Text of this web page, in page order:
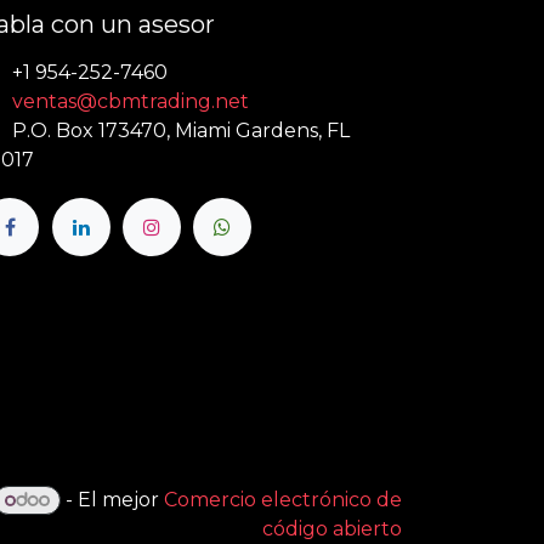
con un asesor
+1 954-252-7460
ventas@cbmtrading.net
P.O. Box 173470, Miami Gardens, FL
- El mejor Comercio electrónico de
código abierto